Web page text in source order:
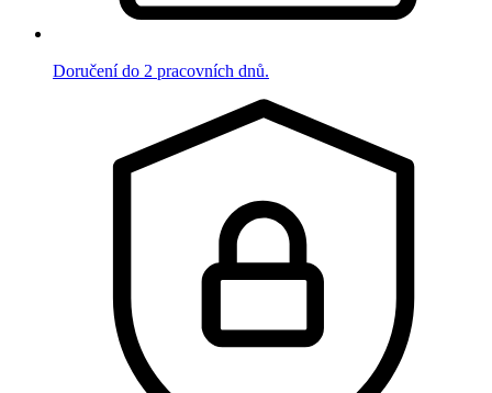
Doručení do 2 pracovních dnů.